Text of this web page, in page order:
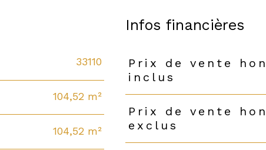
33110
104,52 m²
104,52 m²
Infos financières
Caractéristiques Valeurs
Prix de vente
inclus
Prix de vente
exclus